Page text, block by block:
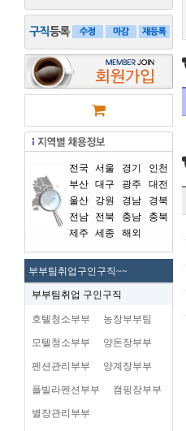
전국 서울 경기
인천
부산 대구 광주
대전
울산
강원 경남
경북
전남
전북 충남
충북
제주
세종 해외
부부팀취업구인구직~~
부부팀취업 구인구직
호텔청소부부 농장부부팀
모텔청소부부 양돈장부부
펜션관리부부 양계장부부
플빌라펜션부부 캠핑장부부
별장관리부부